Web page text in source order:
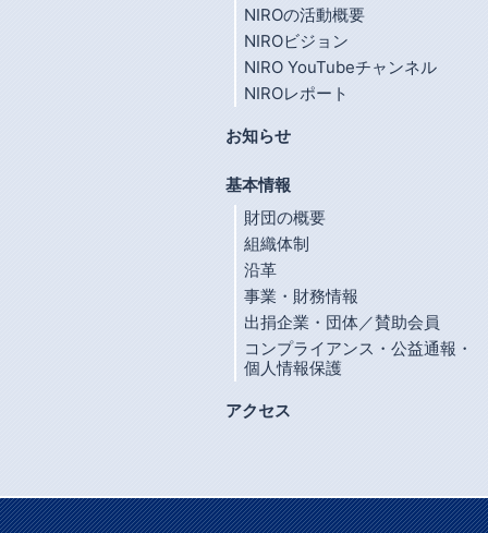
NIROの活動概要
NIROビジョン
NIRO YouTubeチャンネル
NIROレポート
お知らせ
基本情報
財団の概要
組織体制
沿革
事業・財務情報
出捐企業・団体／賛助会員
コンプライアンス・公益通報・
個人情報保護
アクセス